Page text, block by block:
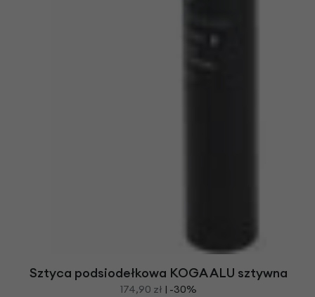
Sztyca podsiodełkowa KOGA ALU sztywna
174,90 zł | -30%